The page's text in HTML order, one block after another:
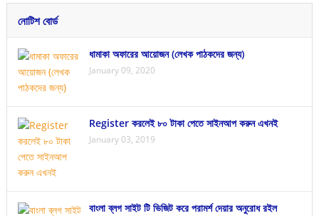
নোটিশ বোর্ড
ধামাকা অফারের আয়োজন (লেখক পাঠকদের জন্য)
January 09, 2020
Register করলেই ৮০ টাকা পেতে সাইনআপ করুন এখনই
January 03, 2019
বাংলা ব্লগ সাইট টি ভিজিট করে পরামর্শ দেয়ার অনুরোধ রইল